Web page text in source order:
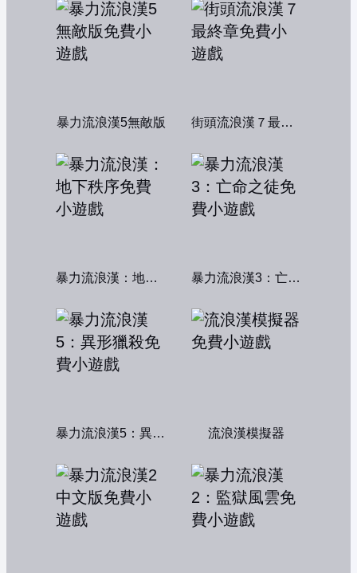
暴力流浪漢5無敵版 街頭流浪漢７最終章
暴力流浪漢：地下秩序 暴力流浪漢3：亡命之徒
暴力流浪漢5：異形獵殺 流浪漢模擬器